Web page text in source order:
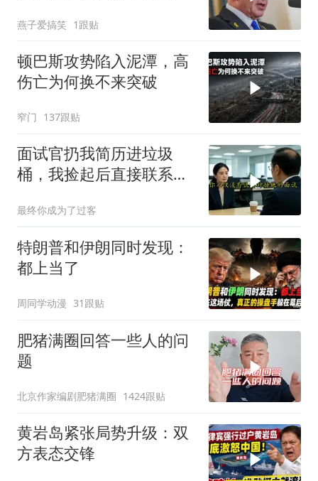
燕子爱搞笑 1跟贴
顿巴斯攻势陷入泥潭，高
伤亡为何换不来突破
窄门 137跟贴
面试官扔我简历进垃圾
桶，我捡起后直接联系其
最终你成为了过客
特朗普和伊朗同时发现：
都上当了
周同学动漫 31跟贴
肥猪满圈回答一些人的问
题
北京作家编剧肥猪满圈 1424跟贴
黄岩岛紧张局势升级：双
方表态交锋